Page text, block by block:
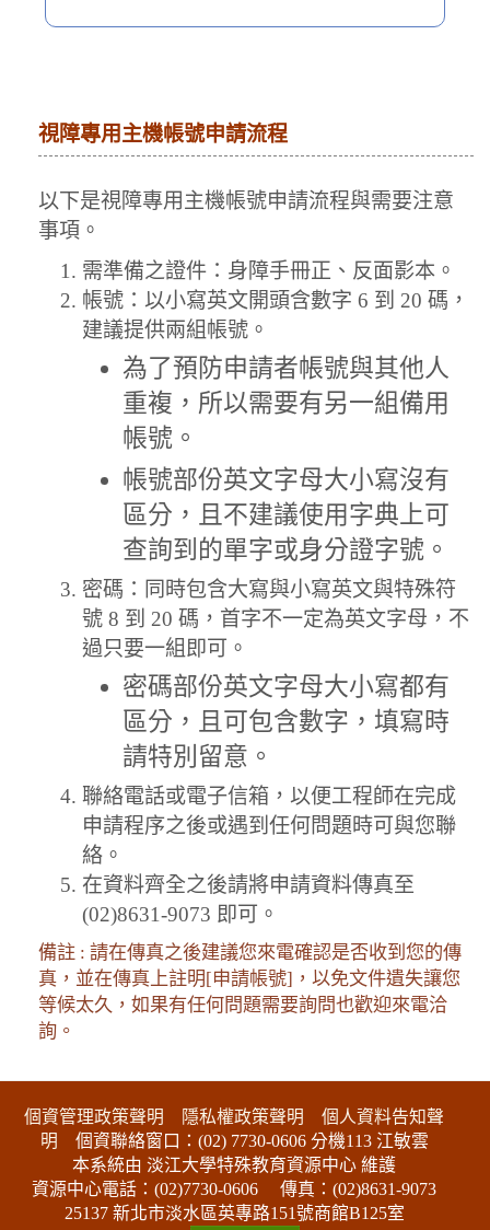
視障專用主機帳號申請流程
以下是視障專用主機帳號申請流程與需要注意
事項。
需準備之證件：身障手冊正、反面影本。
帳號：以小寫英文開頭含數字 6 到 20 碼，
建議提供兩組帳號。
為了預防申請者帳號與其他人
重複，所以需要有另一組備用
帳號。
帳號部份英文字母大小寫沒有
區分，且不建議使用字典上可
查詢到的單字或身分證字號。
密碼：同時包含大寫與小寫英文與特殊符
號 8 到 20 碼，首字不一定為英文字母，不
過只要一組即可。
密碼部份英文字母大小寫都有
區分，且可包含數字，填寫時
請特別留意。
聯絡電話或電子信箱，以便工程師在完成
申請程序之後或遇到任何問題時可與您聯
絡。
在資料齊全之後請將申請資料傳真至
(02)8631-9073 即可。
備註 : 請在傳真之後建議您來電確認是否收到您的傳
真，並在傳真上註明[申請帳號]，以免文件遺失讓您
等候太久，如果有任何問題需要詢問也歡迎來電洽
詢。
個資管理政策聲明 隱私權政策聲明
個人資料告知聲
明 個資聯絡窗口：(02) 7730-0606 分機113 江敏雲
本系統由 淡江大學特殊教育資源中心 維護
資源中心電話：(02)7730-0606
傳真：(02)8631-9073
25137 新北市淡水區英專路151號商館B125室